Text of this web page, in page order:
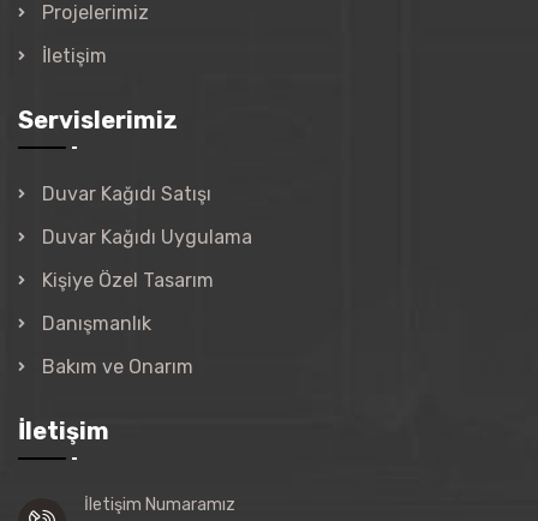
Projelerimiz
İletişim
Servislerimiz
Duvar Kağıdı Satışı
Duvar Kağıdı Uygulama
Kişiye Özel Tasarım
Danışmanlık
Bakım ve Onarım
İletişim
İletişim Numaramız